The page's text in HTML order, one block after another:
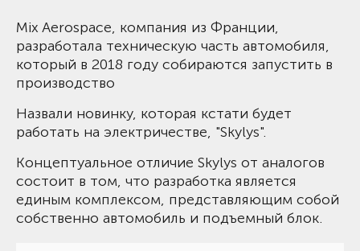
Mix Aerospace, компания из Франции,
разработала техническую часть автомобиля,
который в 2018 году собираются запустить в
производство
Назвали новинку, которая кстати будет
работать на электричестве, "Skylys".
Концептуальное отличие Skylys от аналогов
состоит в том, что разработка является
единым комплексом, представляющим собой
собственно автомобиль и подъемный блок.